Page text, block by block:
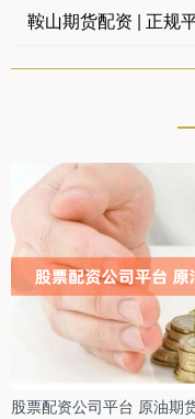
鞍山期货配资 | 正规
股票配资公司平台 原油期